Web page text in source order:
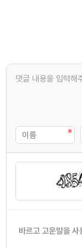
바르고 고운말을 사